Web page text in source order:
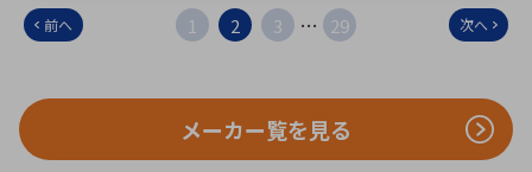
前へ 1 2 3 … 29 次へ
メーカー覧を見る